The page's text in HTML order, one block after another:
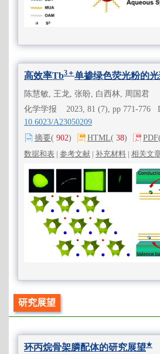
高效率Tb3＋单掺绿色荧光粉的
陈慧敏, 王龙, 张盼, 白西林, 周国君
化学学报 2023, 81 (7), pp 771-776
10.6023/A23050209
摘要( 902) HTML( 38) PDF
数据和表 | 参考文献 | 补充材料 | 相关文
研究展望
环丙烷骨架膦配体的研究展望★